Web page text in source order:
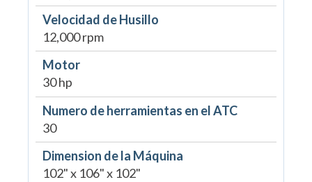
Velocidad de Husillo
12,000 rpm
Motor
30 hp
Numero de herramientas en el ATC
30
Dimension de la Máquina
102" x 106" x 102"